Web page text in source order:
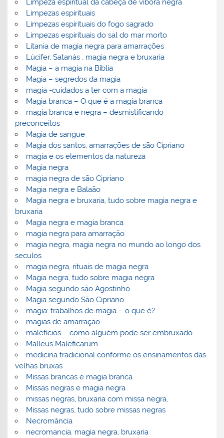
Limpeza espiritual da cabeça de víbora negra
Limpezas espirituais
Limpezas espirituais do fogo sagrado
Limpezas espirituais do sal do mar morto
Litania de magia negra para amarrações
Lúcifer, Satanás , magia negra e bruxaria
Magia – a magia na Bíblia
Magia – segredos da magia
magia -cuidados a ter com a magia
Magia branca – O que é a magia branca
magia branca e negra – desmistificando
preconceitos
Magia de sangue
Magia dos santos, amarrações de são Cipriano
magia e os elementos da natureza
Magia negra
magia negra de são Cipriano
Magia negra e Balaão
Magia negra e bruxaria, tudo sobre magia negra e
bruxaria
Magia negra e magia branca
magia negra para amarração
magia negra, magia negra no mundo ao longo dos
seculos
magia negra, rituais de magia negra
Magia negra, tudo sobre magia negra
Magia segundo são Agostinho
Magia segundo São Cipriano
magia: trabalhos de magia – o que é?
magias de amarração
malefícios – como alguém pode ser embruxado
Malleus Maleficarum
medicina tradicional conforme os ensinamentos das
velhas bruxas
Missas brancas e magia branca
Missas negras e magia negra
missas negras, bruxaria com missa negra,
Missas negras, tudo sobre missas negras
Necromância
necromancia. magia negra, bruxaria